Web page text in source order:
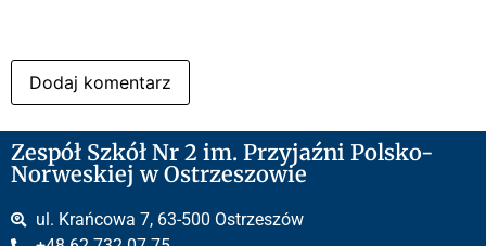
Zespół Szkół Nr 2 im. Przyjaźni Polsko-
Norweskiej w Ostrzeszowie
ul. Krańcowa 7, 63-500 Ostrzeszów